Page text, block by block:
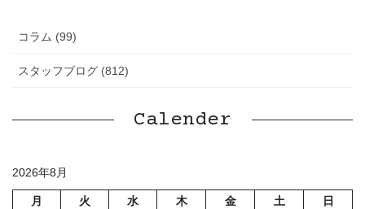
コラム (99)
スタッフブログ (812)
Calender
2026年8月
月 火 水 木 金 土
日